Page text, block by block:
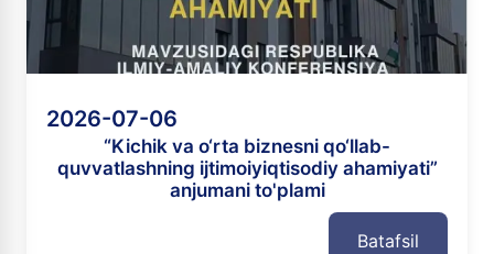
2026-07-06
“Kichik va o‘rta biznesni qo‘llab-
quvvatlashning ijtimoiyiqtisodiy ahamiyati”
anjumani to'plami
Batafsil